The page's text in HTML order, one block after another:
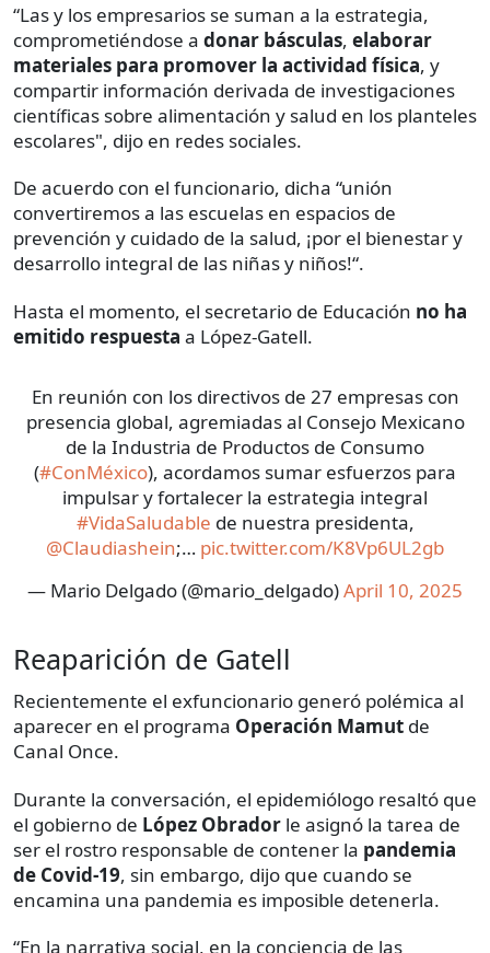
“Las y los empresarios se suman a la estrategia,
comprometiéndose a donar básculas, elaborar
materiales para promover la actividad física, y
compartir información derivada de investigaciones
científicas sobre alimentación y salud en los planteles
escolares", dijo en redes sociales.
De acuerdo con el funcionario, dicha “unión
convertiremos a las escuelas en espacios de
prevención y cuidado de la salud, ¡por el bienestar y
desarrollo integral de las niñas y niños!“.
Hasta el momento, el secretario de Educación no ha
emitido respuesta a López-Gatell.
En reunión con los directivos de 27 empresas con
presencia global, agremiadas al Consejo Mexicano
de la Industria de Productos de Consumo
(#ConMéxico), acordamos sumar esfuerzos para
impulsar y fortalecer la estrategia integral
#VidaSaludable de nuestra presidenta,
@Claudiashein;… pic.twitter.com/K8Vp6UL2gb
— Mario Delgado (@mario_delgado)April 10, 2025
Reaparición de Gatell
Recientemente el exfuncionario generó polémica al
aparecer en el programa Operación Mamut de
Canal Once.
Durante la conversación, el epidemiólogo resaltó que
el gobierno de López Obrador le asignó la tarea de
ser el rostro responsable de contener la pandemia
de Covid-19, sin embargo, dijo que cuando se
encamina una pandemia es imposible detenerla.
“En la narrativa social, en la conciencia de las